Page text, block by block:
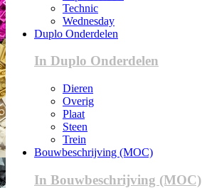
Technic
Wednesday
Duplo Onderdelen
In Duplo Onderdelen
Dieren
Overig
Plaat
Steen
Trein
Bouwbeschrijving (MOC)
In Bouwbeschrijving (MOC)